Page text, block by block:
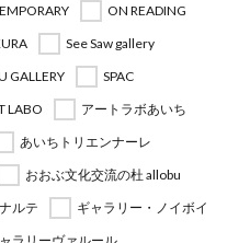
ON READING
See Saw gallery
GALLERY
SPAC
LABO
アートラボあいち
あいちトリエンナーレ
おおぶ文化交流の杜 allobu
ルテ
ギャラリー・ノイボイ